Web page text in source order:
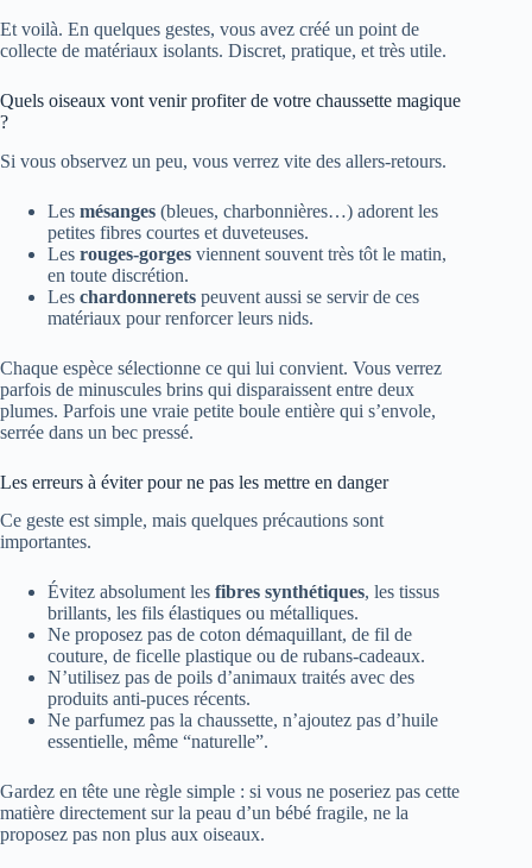
Et voilà. En quelques gestes, vous avez créé un point de
collecte de matériaux isolants. Discret, pratique, et très utile.
Quels oiseaux vont venir profiter de votre chaussette magique
?
Si vous observez un peu, vous verrez vite des allers-retours.
Les mésanges (bleues, charbonnières…) adorent les
petites fibres courtes et duveteuses.
Les rouges-gorges viennent souvent très tôt le matin,
en toute discrétion.
Les chardonnerets peuvent aussi se servir de ces
matériaux pour renforcer leurs nids.
Chaque espèce sélectionne ce qui lui convient. Vous verrez
parfois de minuscules brins qui disparaissent entre deux
plumes. Parfois une vraie petite boule entière qui s’envole,
serrée dans un bec pressé.
Les erreurs à éviter pour ne pas les mettre en danger
Ce geste est simple, mais quelques précautions sont
importantes.
Évitez absolument les fibres synthétiques, les tissus
brillants, les fils élastiques ou métalliques.
Ne proposez pas de coton démaquillant, de fil de
couture, de ficelle plastique ou de rubans-cadeaux.
N’utilisez pas de poils d’animaux traités avec des
produits anti-puces récents.
Ne parfumez pas la chaussette, n’ajoutez pas d’huile
essentielle, même “naturelle”.
Gardez en tête une règle simple : si vous ne poseriez pas cette
matière directement sur la peau d’un bébé fragile, ne la
proposez pas non plus aux oiseaux.